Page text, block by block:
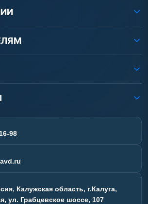
«Шоп АВД»
клиентов
98
Калужская область, г.Калуга,
ул. Грабцевское шоссе, 107